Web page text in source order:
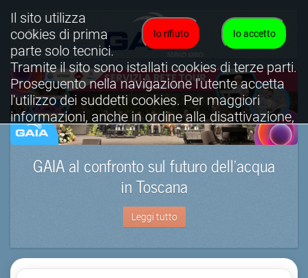
GAIA al confronto sul futuro dell’acqua
in Toscana
Leggi tutto
Io accetto
Io rifiuto
Il sito utilizza
cookies di prima
parte solo tecnici.
Tramite il sito sono istallati cookies di terze parti.
Proseguento nella navigazione l'utente accetta
l'utilizzo dei suddetti cookies. Per maggiori
informazioni, anche in ordine alla disattivazione,
è possibile consultare l'informativa cookies
completa.
Visualizza informativa completa.